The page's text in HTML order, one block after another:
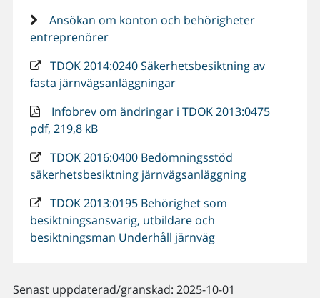
Ansökan om konton och behörigheter
entreprenörer
TDOK 2014:0240 Säkerhetsbesiktning av
fasta järnvägsanläggningar
Infobrev om ändringar i TDOK 2013:0475
pdf, 219,8 kB
TDOK 2016:0400 Bedömningsstöd
säkerhetsbesiktning järnvägsanläggning
TDOK 2013:0195 Behörighet som
besiktningsansvarig, utbildare och
besiktningsman Underhåll järnväg
Senast uppdaterad/granskad: 2025-10-01